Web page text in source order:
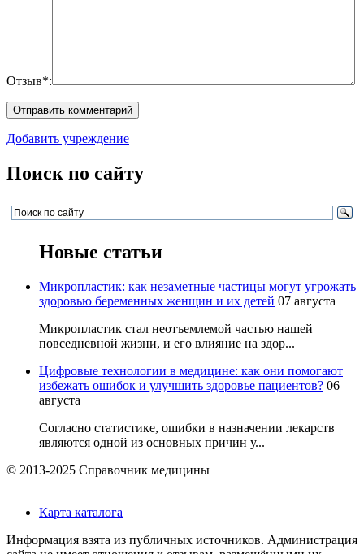
Отзыв*:
Добавить учреждение
Поиск по сайту
Новые статьи
Микропластик: как незаметные частицы могут угрожать
здоровью беременных женщин и их детей 07 августа
Микропластик стал неотъемлемой частью нашей
повседневной жизни, и его влияние на здор...
Цифровые технологии в медицине: как они помогают
избежать ошибок и улучшить здоровье пациентов? 06
августа
Согласно статистике, ошибки в назначении лекарств
являются одной из основных причин у...
© 2013-2025 Справочник медицины
Карта каталога
Информация взята из публичных источников. Администрация